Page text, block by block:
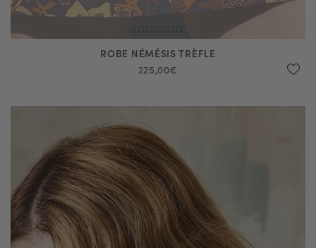
ROBE NÉMÉSIS TRÈFLE
225,00€